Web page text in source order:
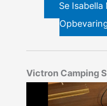
Se Isabella
Victron Camping